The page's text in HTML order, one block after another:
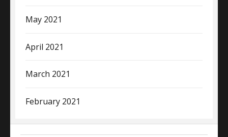
May 2021
April 2021
March 2021
February 2021